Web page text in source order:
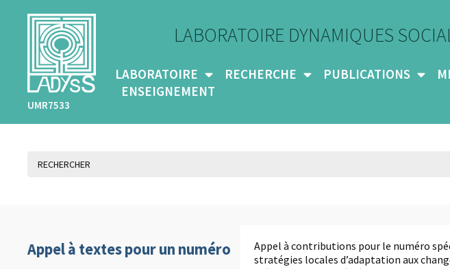
UMR7533
LABORATOIRE DYNAMIQUES
LABORATOIRE RECHERCHE PUBLICATIONS
ENSEIGNEMENT
Appel à textes pour un numéro
Appel à contributions pour le numéro
stratégies locales d’adaptation aux